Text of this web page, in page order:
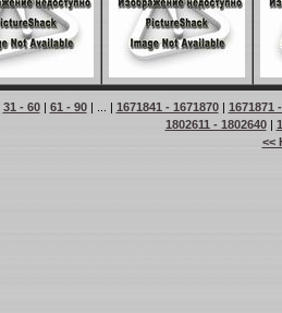
31 - 60| 61 - 90| ... | 1671841 - 1671870| 1671871
1802611 - 1802640|
<<